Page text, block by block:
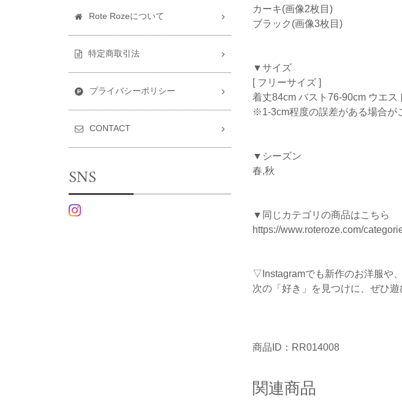
カーキ(画像2枚目)
ブラック(画像3枚目)
▼サイズ
[ フリーサイズ ]
着丈84cm バスト76-90cm ウエス
※1-3cm程度の誤差がある場合が
▼シーズン
春,秋
▼同じカテゴリの商品はこちら
https://www.roteroze.com/
▽Instagramでも新作のお洋服や
次の「好き」を見つけに、ぜひ
商品ID：RR014008
関連商品
Rote Rozeについて
特定商取引法
プライバシーポリシー
CONTACT
SNS